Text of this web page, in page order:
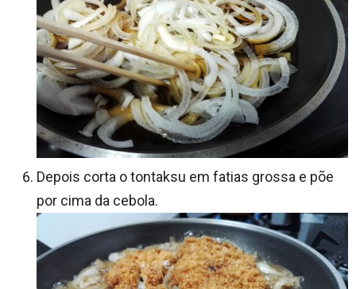
Depois corta o tontaksu em fatias grossa e põe
por cima da cebola.